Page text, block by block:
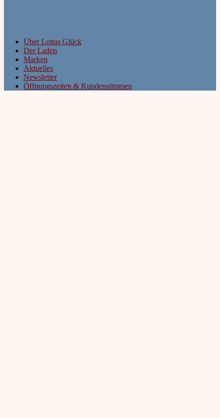
Über Lottas Glück
Der Laden
Marken
Aktuelles
Newsletter
Öffnungszeiten & Kundenstimmen